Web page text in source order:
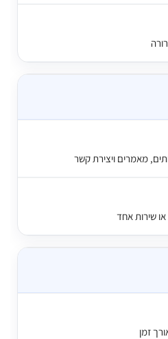
מאמרים ויצירת קשר
שירות אחד
זמן